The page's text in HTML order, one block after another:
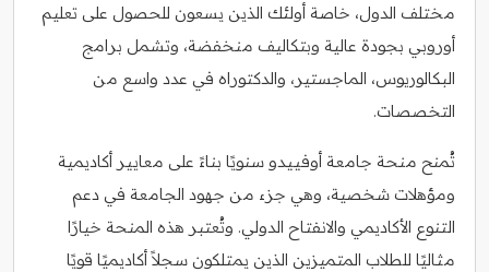
مختلف الدول، خاصة أولئك الذين يسعون للحصول على تعليم
أوروبي بجودة عالية وبتكاليف منخفضة، وتشمل برامج
البكالوريوس، الماجستير، والدكتوراه في عدد واسع من
التخصصات.
تُمنح منحة جامعة أوفييدو سنويًا بناءً على معايير أكاديمية
ومؤهلات شخصية، وهي جزء من جهود الجامعة في دعم
التنوع الأكاديمي والانفتاح الدولي. وتُعتبر هذه المنحة خيارًا
مثاليًا للطلاب المتميزين الذين يمتلكون سجلاً أكاديميًا قويًا